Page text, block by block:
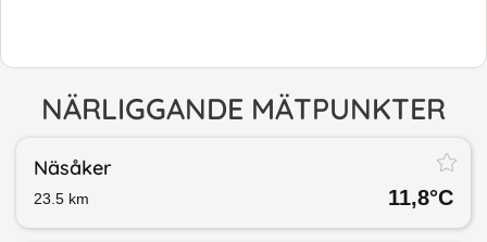
NÄRLIGGANDE MÄTPUNKTER
Näsåker
23.5 km 11,8°C